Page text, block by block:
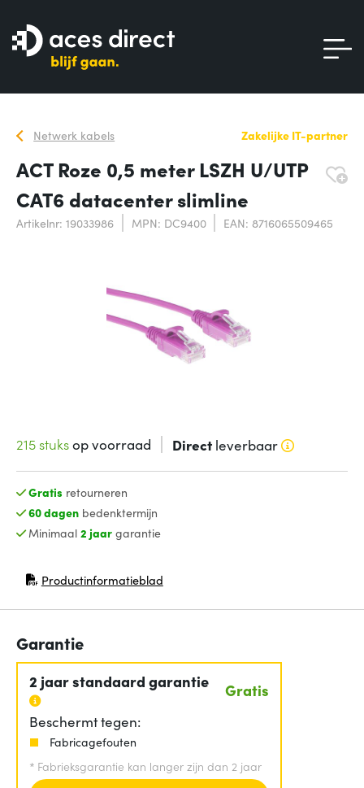
Netwerk kabels Zakelijke IT-partner
ACT Roze 0,5 meter LSZH U/UTP
CAT6 datacenter slimline
Artikelnr: 19033986 MPN: DC9400 EAN: 8716065509465
215 stuksop voorraad Directleverbaar
Gratis retourneren
60 dagenbedenktermijn
Minimaal 2 jaargarantie
Productinformatieblad
(opent in nieuw venster)
Garantie
2 jaar standaard garantie Gratis
Beschermt tegen:
Fabricagefouten
* Fabrieksgarantie kan langer zijn dan 2 jaar